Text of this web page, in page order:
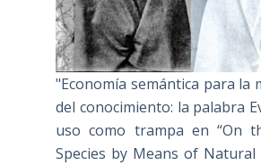
"Economía semántica para la
del conocimiento: la palabra
uso como trampa en “On
Species by Means of Natural